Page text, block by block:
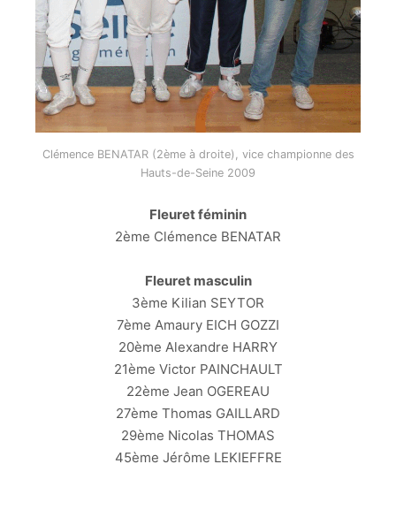
Clémence BENATAR (2ème à droite), vice championne des
Hauts-de-Seine 2009
Fleuret féminin
2ème Clémence BENATAR
Fleuret masculin
3ème Kilian SEYTOR
7ème Amaury EICH GOZZI
20ème Alexandre HARRY
21ème Victor PAINCHAULT
22ème Jean OGEREAU
27ème Thomas GAILLARD
29ème Nicolas THOMAS
45ème Jérôme LEKIEFFRE